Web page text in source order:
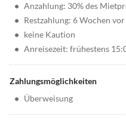
• Anzahlung: 30% des
• Restzahlung: 6 Wochen
• keine Kaution
• Anreisezeit: frühestens
Zahlungsmöglichkeiten
• Überweisung